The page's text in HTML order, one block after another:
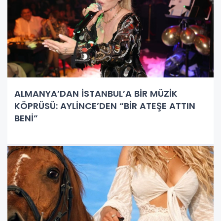
ALMANYA’DAN İSTANBUL’A BİR MÜZİK
KÖPRÜSÜ: AYLİNCE’DEN “BİR ATEŞE ATTIN
BENİ”